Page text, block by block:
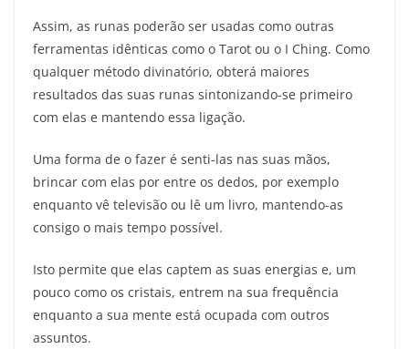
Assim, as runas poderão ser usadas como outras
ferramentas idênticas como o Tarot ou o I Ching. Como
qualquer método divinatório, obterá maiores
resultados das suas runas sintonizando-se primeiro
com elas e mantendo essa ligação.
Uma forma de o fazer é senti-las nas suas mãos,
brincar com elas por entre os dedos, por exemplo
enquanto vê televisão ou lê um livro, mantendo-as
consigo o mais tempo possível.
Isto permite que elas captem as suas energias e, um
pouco como os cristais, entrem na sua frequência
enquanto a sua mente está ocupada com outros
assuntos.